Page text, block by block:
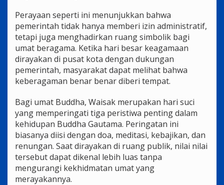
Perayaan seperti ini menunjukkan bahwa
pemerintah tidak hanya memberi izin administratif,
tetapi juga menghadirkan ruang simbolik bagi
umat beragama. Ketika hari besar keagamaan
dirayakan di pusat kota dengan dukungan
pemerintah, masyarakat dapat melihat bahwa
keberagaman benar benar diberi tempat.
Bagi umat Buddha, Waisak merupakan hari suci
yang memperingati tiga peristiwa penting dalam
kehidupan Buddha Gautama. Peringatan ini
biasanya diisi dengan doa, meditasi, kebajikan, dan
renungan. Saat dirayakan di ruang publik, nilai nilai
tersebut dapat dikenal lebih luas tanpa
mengurangi kekhidmatan umat yang
merayakannya.